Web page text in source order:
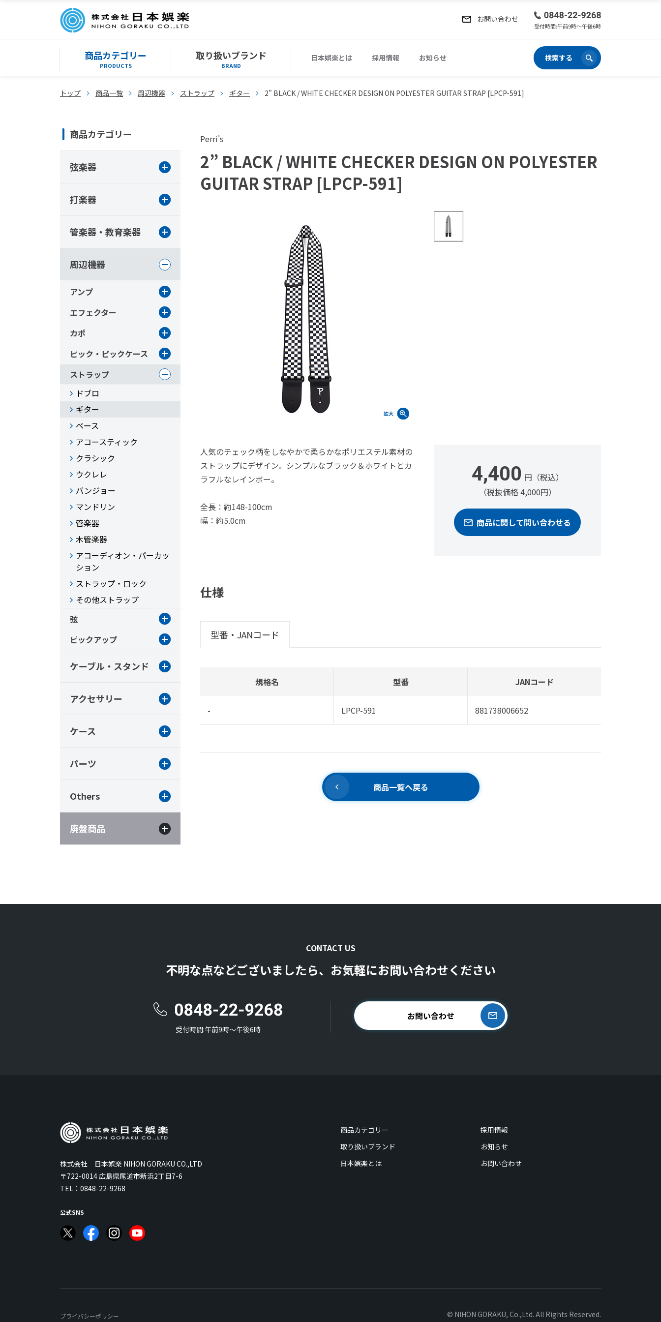
お問い合わせ
受付時間:午前9時〜午後6時
商品カテゴリー
PRODUCTS
取り扱いブランド
BRAND
日本娯楽とは 採用情報 お知らせ 検索する
トップ 商品一覧 周辺機器 ストラップ ギター 2” BLACK / WHITE CHECKER DESIGN ON POLYESTER GUITAR STRAP [LPCP-591]
Perri's
2” BLACK / WHITE CHECKER DESIGN ON POLYESTER
GUITAR STRAP [LPCP-591]
人気のチェック柄をしなやかで柔らかなポリエステル素材の
ストラップにデザイン。シンプルなブラック＆ホワイトとカ
ラフルなレインボー。
全長：約148-100cm
幅：約5.0cm
4,400 円（税込）
（税抜価格 4,000円）
商品に関して問い合わせる
仕様
型番・JANコード
規格名 型番 JANコード
- LPCP-591 881738006652
商品一覧へ戻る
商品カテゴリー
弦楽器
打楽器
管楽器・教育楽器
周辺機器
アンプ
エフェクター
カポ
ピック・ピックケース
ストラップ
ドブロ
ギター
ベース
アコースティック
クラシック
ウクレレ
バンジョー
マンドリン
管楽器
木管楽器
アコーディオン・パーカッ
ション
ストラップ・ロック
その他ストラップ
弦
ピックアップ
ケーブル・スタンド
アクセサリー
ケース
パーツ
Others
廃盤商品
CONTACT US
不明な点などございましたら、お気軽にお問い合わせください
受付時間:午前9時〜午後6時
お問い合わせ
株式会社 日本娯楽 NIHON GORAKU CO.,LTD
〒722-0014 広島県尾道市新浜2丁目7-6
TEL： 0848-22-9268
公式SNS
商品カテゴリー
採用情報
取り扱いブランド
お知らせ
日本娯楽とは
お問い合わせ
プライバシーポリシー © NIHON GORAKU, Co.,Ltd. All Rights Reserved.